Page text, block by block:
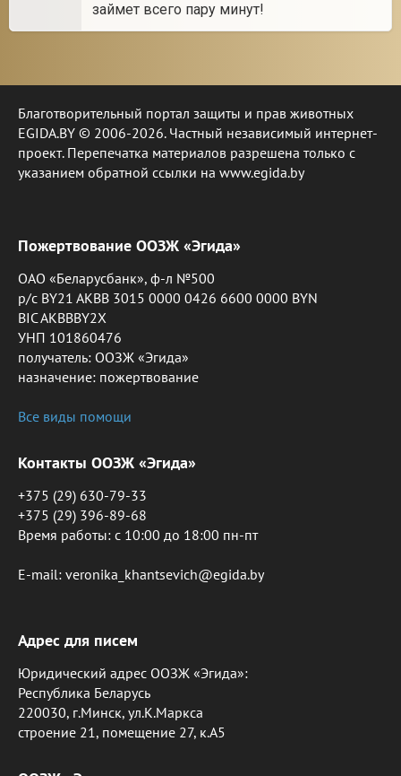
займет всего пару минут!
Благотворительный портал защиты и прав животных
EGIDA.BY © 2006-2026. Частный независимый интернет-
проект. Перепечатка материалов разрешена только с
указанием обратной ссылки на www.egida.by
Пожертвование ООЗЖ «Эгида»
ОАО «Беларусбанк», ф-л №500
р/с BY21 AKBB 3015 0000 0426 6600 0000 BYN
BIC AKBBBY2X
УНП 101860476
получатель: ООЗЖ «Эгида»
назначение: пожертвование
Все виды помощи
Контакты ООЗЖ «Эгида»
+375 (29) 630-79-33
+375 (29) 396-89-68
Время работы: c 10:00 до 18:00 пн-пт
E-mail: veronika_khantsevich@egida.by
Адрес для писем
Юридический адрес ООЗЖ «Эгида»:
Республика Беларусь
220030, г.Минск, ул.К.Маркса
строение 21, помещение 27, к.А5